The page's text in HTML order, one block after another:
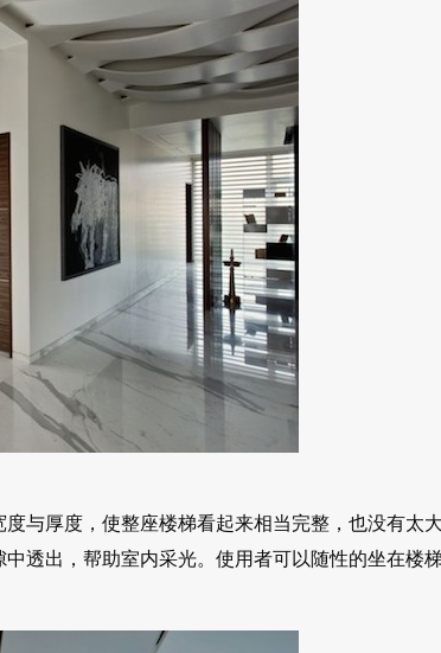
与厚度，使整座楼梯看起来相当完整，也没有太
透出，帮助室内采光。使用者可以随性的坐在楼